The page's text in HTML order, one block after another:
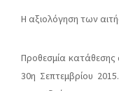
Η αξιολόγηση των
Προθεσμία κατάθεσης
30η Σεπτεμβρίου